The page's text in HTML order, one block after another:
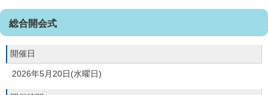
総合開会式
開催日
2026年5月20日(水曜日)